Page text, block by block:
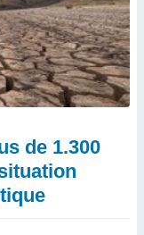
de 1.300